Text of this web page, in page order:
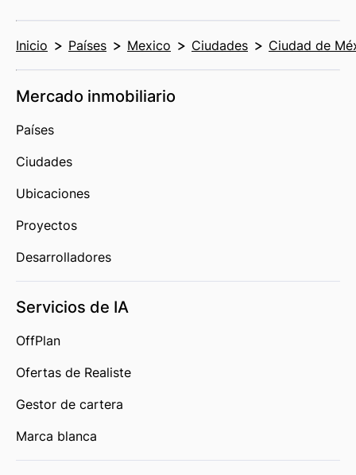
Inicio Países Mexico Ciudades Ciudad de
Mercado inmobiliario
Países
Ciudades
Ubicaciones
Proyectos
Desarrolladores
Servicios de IA
OffPlan
Ofertas de Realiste
Gestor de cartera
Marca blanca